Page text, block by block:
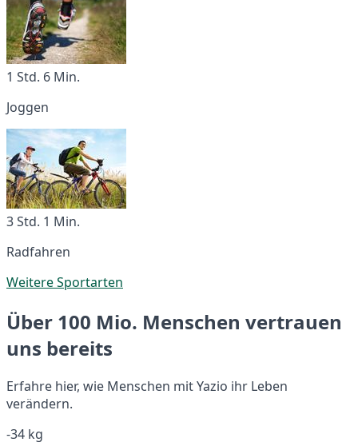
1 Std. 6 Min.
Joggen
3 Std. 1 Min.
Radfahren
Weitere Sportarten
Über 100 Mio. Menschen vertrauen
uns bereits
Erfahre hier, wie Menschen mit Yazio ihr Leben
verändern.
-34 kg